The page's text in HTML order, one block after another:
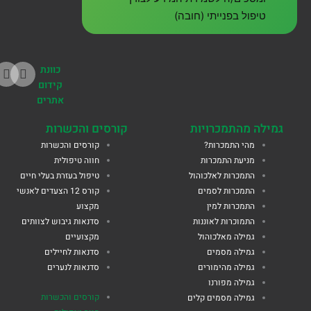
טיפול בפנייתי (חובה)
כוונת
קידום
אתרים
גמילה מהתמכרויות
מהי התמכרות?
מניעת התמכרות
התמכרות לאלכוהול
התמכרות לסמים
התמכרות למין
התמוכרות לאוננות
גמילה מאלכוהול
גמילה מסמים
גמילה מהימורים
גמילה מפורנו
גמילה מסמים קלים
קורסים והכשרות
קורסים והכשרות
חווה טיפולית
טיפול בעזרת בעלי חיים
קורס 12 הצעדים לאנשי
מקצוע
סדנאות גיבוש לצוותים
מקצועיים
סדנאות לחיילים
סדנאות לנערים
קורסים והכשרות